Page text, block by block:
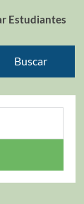
Estudiantes